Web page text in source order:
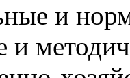
и
и